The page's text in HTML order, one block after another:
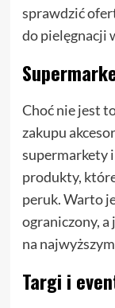
sprawdzić
do pielęgnacji
Choć nie jest
zakupu
supermarkety
produkty,
peruk. Warto
ograniczony, a
na
Targi i